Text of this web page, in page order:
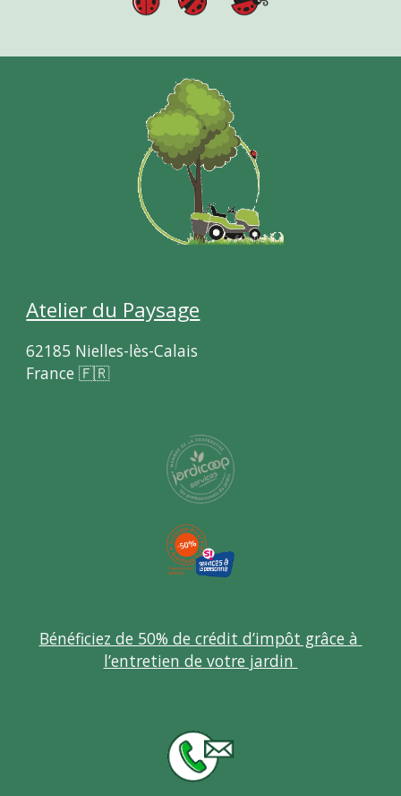
Atelier du Paysage
62185 Nielles-lès-Calais
France 🇫🇷
Bénéficiez de 50% de crédit d’impôt grâce à
l’entretien de votre jardin